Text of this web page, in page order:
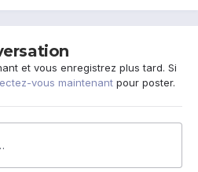
et vous enregistrez plus tard. Si
vous maintenant pour poster.